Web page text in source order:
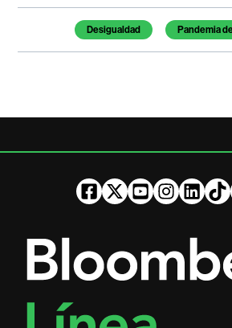
Temas de este artículo
Desigualdad Pandemia